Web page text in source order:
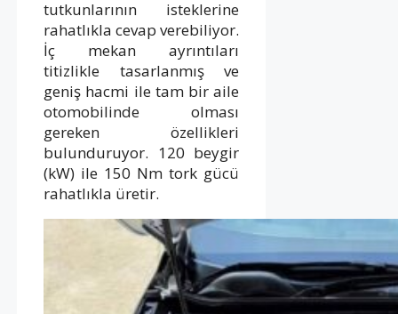
tutkunlarının isteklerine
rahatlıkla cevap verebiliyor.
İç mekan ayrıntıları
titizlikle tasarlanmış ve
geniş hacmi ile tam bir aile
otomobilinde olması
gereken özellikleri
bulunduruyor. 120 beygir
(kW) ile 150 Nm tork gücü
rahatlıkla üretir.